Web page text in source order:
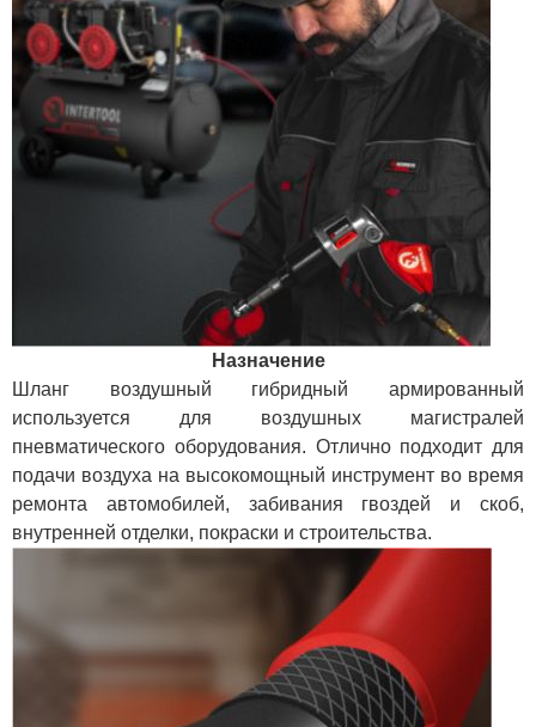
Назначение
Шланг воздушный гибридный армированный
используется для воздушных магистралей
пневматического оборудования. Отлично подходит для
подачи воздуха на высокомощный инструмент во время
ремонта автомобилей, забивания гвоздей и скоб,
внутренней отделки, покраски и строительства.